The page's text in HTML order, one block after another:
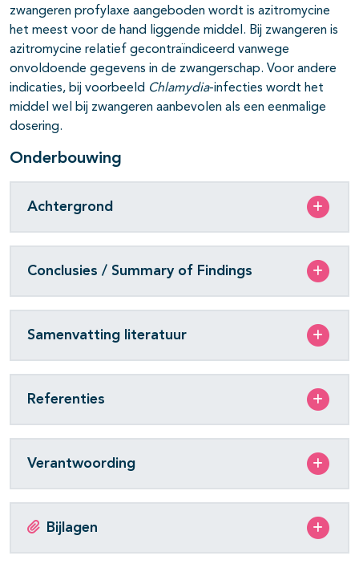
zwangeren profylaxe aangeboden wordt is azitromycine
het meest voor de hand liggende middel. Bij zwangeren is
azitromycine relatief gecontraïndiceerd vanwege
onvoldoende gegevens in de zwangerschap. Voor andere
indicaties, bij voorbeeld Chlamydia-infecties wordt het
middel wel bij zwangeren aanbevolen als een eenmalige
dosering.
Onderbouwing
Achtergrond
Conclusies / Summary of Findings
Samenvatting literatuur
Referenties
Verantwoording
Bijlagen